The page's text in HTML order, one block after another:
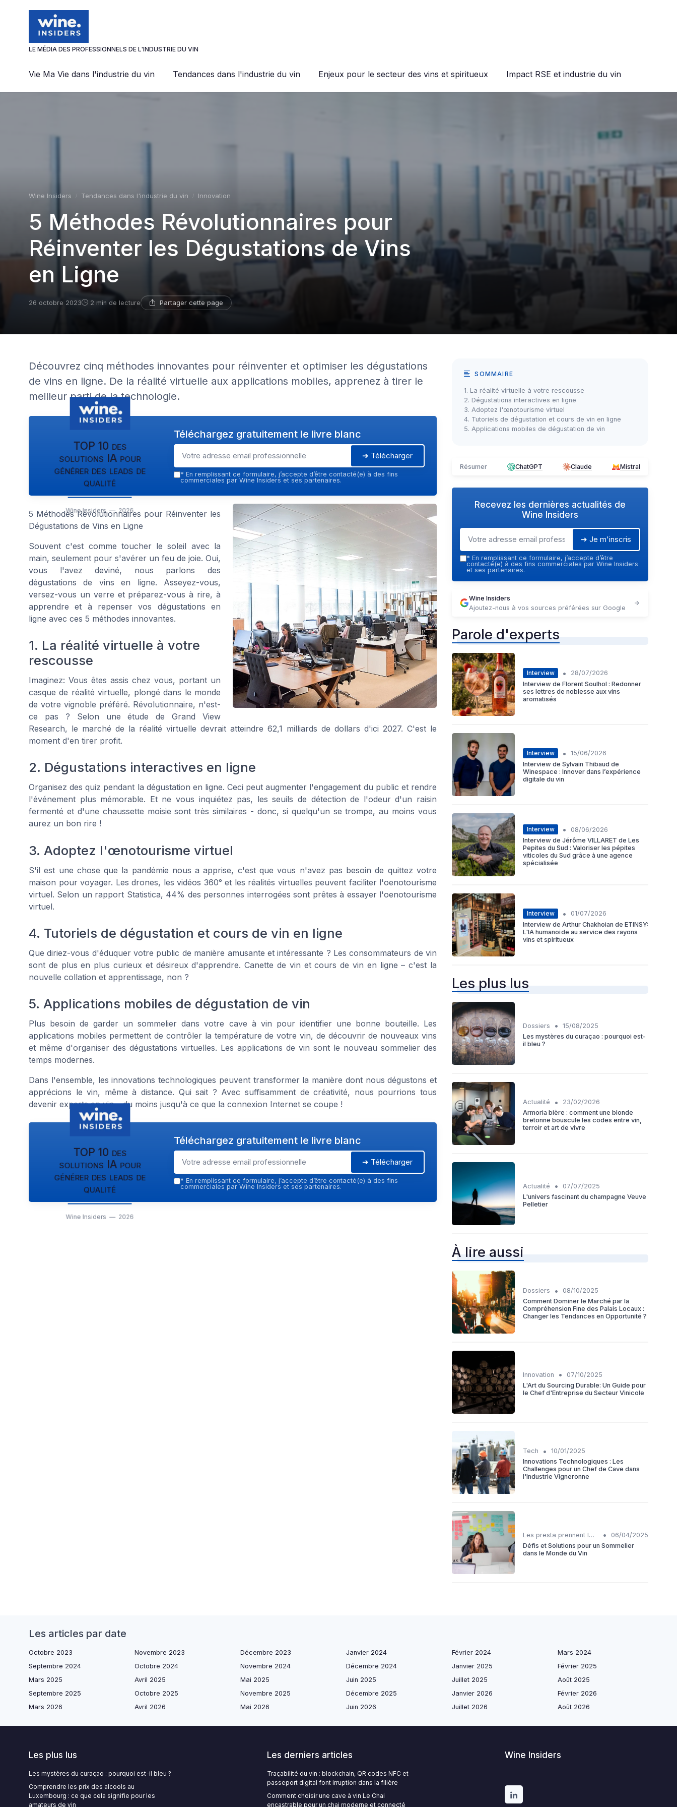
LE MÉDIA DES PROFESSIONNELS DE L'INDUSTRIE DU VIN
Vie Ma Vie dans l'industrie du vin Tendances dans l'industrie du vin Enjeux pour le secteur des vins et spiritueux Impact RSE et industrie du vin
Wine Insiders Tendances dans l'industrie du vin Innovation
5 Méthodes Révolutionnaires pour
Réinventer les Dégustations de Vins
en Ligne
26 octobre 2023 2 min de lecture Partager cette page
Découvrez cinq méthodes innovantes pour réinventer et optimiser les dégustations
de vins en ligne. De la réalité virtuelle aux applications mobiles, apprenez à tirer le
meilleur parti de la technologie.
TOP 10 des
solutions IA pour
générer des leads de
qualité
Wine Insiders — 2026
Téléchargez gratuitement le livre blanc
➔ Télécharger
* En remplissant ce formulaire, j’accepte d’être contacté(e) à des fins
commerciales par Wine Insiders et ses partenaires.
5 Méthodes Révolutionnaires pour Réinventer les
Dégustations de Vins en Ligne
Souvent c'est comme toucher le soleil avec la
main, seulement pour s'avérer un feu de joie. Oui,
vous l'avez deviné, nous parlons des
dégustations de vins en ligne. Asseyez-vous,
versez-vous un verre et préparez-vous à rire, à
apprendre et à repenser vos dégustations en
ligne avec ces 5 méthodes innovantes.
1. La réalité virtuelle à votre
rescousse
Imaginez: Vous êtes assis chez vous, portant un
casque de réalité virtuelle, plongé dans le monde
de votre vignoble préféré. Révolutionnaire, n'est-
ce pas ? Selon une étude de Grand View
Research, le marché de la réalité virtuelle devrait atteindre 62,1 milliards de dollars d'ici 2027. C'est le
moment d'en tirer profit.
2. Dégustations interactives en ligne
Organisez des quiz pendant la dégustation en ligne. Ceci peut augmenter l'engagement du public et rendre
l'événement plus mémorable. Et ne vous inquiétez pas, les seuils de détection de l'odeur d'un raisin
fermenté et d'une chaussette moisie sont très similaires - donc, si quelqu'un se trompe, au moins vous
aurez un bon rire !
3. Adoptez l'œnotourisme virtuel
S'il est une chose que la pandémie nous a apprise, c'est que vous n'avez pas besoin de quittez votre
maison pour voyager. Les drones, les vidéos 360° et les réalités virtuelles peuvent faciliter l'oenotourisme
virtuel. Selon un rapport Statistica, 44% des personnes interrogées sont prêtes à essayer l'oenotourisme
virtuel.
4. Tutoriels de dégustation et cours de vin en ligne
Que diriez-vous d'éduquer votre public de manière amusante et intéressante ? Les consommateurs de vin
sont de plus en plus curieux et désireux d'apprendre. Canette de vin et cours de vin en ligne – c'est la
nouvelle collation et apprentissage, non ?
5. Applications mobiles de dégustation de vin
Plus besoin de garder un sommelier dans votre cave à vin pour identifier une bonne bouteille. Les
applications mobiles permettent de contrôler la température de votre vin, de découvrir de nouveaux vins
et même d'organiser des dégustations virtuelles. Les applications de vin sont le nouveau sommelier des
temps modernes.
Dans l'ensemble, les innovations technologiques peuvent transformer la manière dont nous dégustons et
apprécions le vin, même à distance. Qui sait ? Avec suffisamment de créativité, nous pourrions tous
devenir experts en vin – du moins jusqu'à ce que la connexion Internet se coupe !
TOP 10 des
solutions IA pour
générer des leads de
qualité
Wine Insiders — 2026
Téléchargez gratuitement le livre blanc
➔ Télécharger
* En remplissant ce formulaire, j’accepte d’être contacté(e) à des fins
commerciales par Wine Insiders et ses partenaires.
SOMMAIRE
1. La réalité virtuelle à votre rescousse
2. Dégustations interactives en ligne
3. Adoptez l'œnotourisme virtuel
4. Tutoriels de dégustation et cours de vin en ligne
5. Applications mobiles de dégustation de vin
Résumer ChatGPT Claude Mistral
Recevez les dernières actualités de
Wine Insiders
➔ Je m'inscris
* En remplissant ce formulaire, j’accepte d’être
contacté(e) à des fins commerciales par Wine Insiders
et ses partenaires.
Wine Insiders
Ajoutez-nous à vos sources préférées sur Google
Parole d'experts
Interview •
28/07/2026
Interview de Florent Soulhol : Redonner
ses lettres de noblesse aux vins
aromatisés
Interview •
15/06/2026
Interview de Sylvain Thibaud de
Winespace : Innover dans l’expérience
digitale du vin
Interview •
08/06/2026
Interview de Jérôme VILLARET de Les
Pepites du Sud : Valoriser les pépites
viticoles du Sud grâce à une agence
spécialisée
Interview •
01/07/2026
Interview de Arthur Chakhoian de ETINSY:
L'IA humanoïde au service des rayons
vins et spiritueux
Les plus lus
Dossiers •
15/08/2025
Les mystères du curaçao : pourquoi est-
il bleu ?
Actualité •
23/02/2026
Armoria bière : comment une blonde
bretonne bouscule les codes entre vin,
terroir et art de vivre
Actualité •
07/07/2025
L'univers fascinant du champagne Veuve
Pelletier
À lire aussi
Dossiers •
08/10/2025
Comment Dominer le Marché par la
Compréhension Fine des Palais Locaux :
Changer les Tendances en Opportunité ?
Innovation •
07/10/2025
L'Art du Sourcing Durable: Un Guide pour
le Chef d'Entreprise du Secteur Vinicole
Tech •
10/01/2025
Innovations Technologiques : Les
Challenges pour un Chef de Cave dans
l'Industrie Vigneronne
Les presta prennent la parole •
06/04/2025
Défis et Solutions pour un Sommelier
dans le Monde du Vin
Les articles par date
Octobre 2023 Novembre 2023 Décembre 2023 Janvier 2024 Février 2024
Mars 2024
Septembre 2024
Octobre 2024 Novembre 2024 Décembre 2024 Janvier 2025
Février 2025
Mars 2025
Avril 2025 Mai 2025 Juin 2025 Juillet 2025
Août 2025
Septembre 2025
Octobre 2025 Novembre 2025 Décembre 2025 Janvier 2026
Février 2026
Mars 2026
Avril 2026 Mai 2026 Juin 2026 Juillet 2026 Août 2026
Les plus lus
Les mystères du curaçao : pourquoi est-il bleu ?
Comprendre les prix des alcools au
Luxembourg : ce que cela signifie pour les
amateurs de vin
Les derniers articles
Traçabilité du vin : blockchain, QR codes NFC et
passeport digital font irruption dans la filière
Comment choisir une cave à vin Le Chai
encastrable pour un chai moderne et connecté
Wine Insiders